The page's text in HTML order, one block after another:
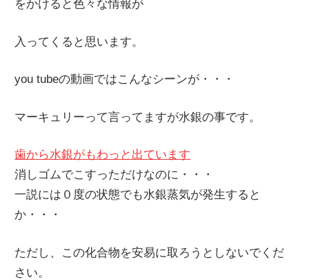
をかけると色々な情報が
入ってくると思います。
you tubeの動画ではこんなシーンが・・・
マーキュリーって言ってますが水銀の事です。
歯から水銀がもわっと出ています
消しゴムでこすっただけなのに・・・
一説には０度の状態でも水銀蒸気が発生すると
か・・・
ただし、この化合物を安易に取ろうとしないでくだ
さい。